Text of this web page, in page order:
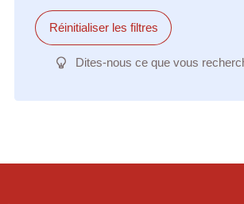
Réinitialiser les filtres
Dites-nous ce que vous